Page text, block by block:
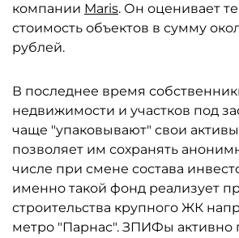
компании Maris. Он оценивает
стоимость объектов в сумму
рублей.
В последнее время
недвижимости и участков под
чаще "упаковывают" свои
позволяет им сохранять
числе при смене состава
именно такой фонд реализует
строительства крупного ЖК
метро "Парнас". ЗПИФы активно